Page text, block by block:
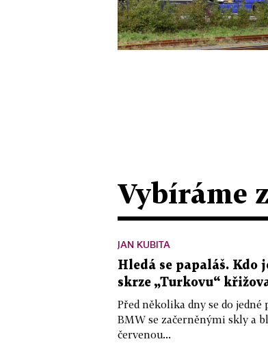
Vybíráme
JAN KUBITA
Hledá se papaláš. Kdo
skrze „Turkovu“
Před několika dny se do
BMW se začerněnými skly a
červenou...